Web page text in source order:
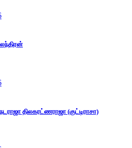
திலகரட்ணராஜா (குட்டிராசா)